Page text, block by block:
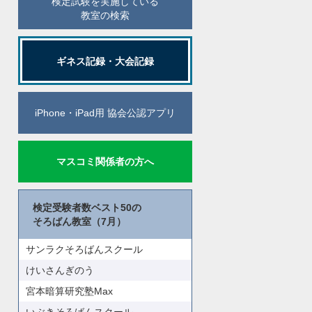
教室の検索
ギネス記録・大会記録
iPhone・iPad用 協会公認アプリ
マスコミ関係者の方へ
検定受験者数ベスト50の
そろばん教室（7月）
サンラクそろばんスクール
けいさんぎのう
宮本暗算研究塾Max